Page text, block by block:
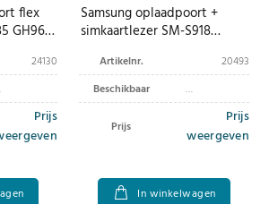
flex
GH96-
24130
Prijs
Samsung oplaadpoort +
simkaartlezer SM-S918
15621A
Artikelnr.
20493
Beschikbaar
Prijs
Prijs
weergeven
In winkelwagen